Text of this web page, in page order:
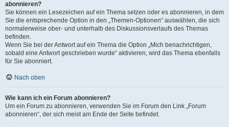
abonnieren?
Sie können ein Lesezeichen auf ein Thema setzen oder es abonnieren, in dem
Sie die entsprechende Option in den „Themen-Optionen“ auswählen, die sich
normalerweise ober- und unterhalb des Diskussionsverlaufs des Themas
befinden.
Wenn Sie bei der Antwort auf ein Thema die Option „Mich benachrichtigen,
sobald eine Antwort geschrieben wurde“ aktivieren, wird das Thema ebenfalls
für Sie abonniert.
Nach oben
Wie kann ich ein Forum abonnieren?
Um ein Forum zu abonnieren, verwenden Sie im Forum den Link „Forum
abonnieren“, der sich meist am Ende der Seite befindet.